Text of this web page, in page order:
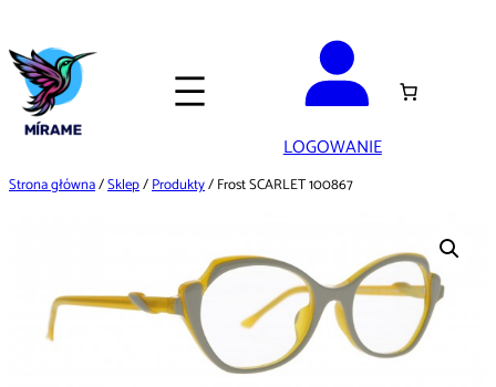
do
treści
LOGOWANIE
Strona główna/Sklep/Produkty/ Frost SCARLET 100867